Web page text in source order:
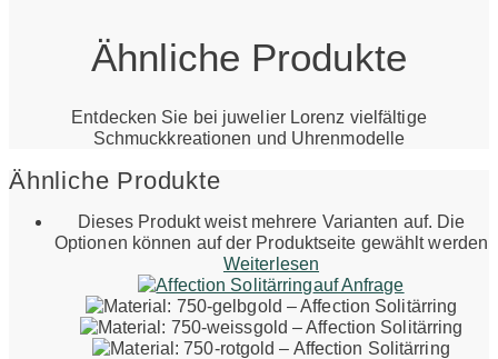
Ähnliche Produkte
Entdecken Sie bei juwelier Lorenz vielfältige
Schmuckkreationen und Uhrenmodelle
Ähnliche Produkte
Dieses Produkt weist mehrere Varianten auf. Die
Optionen können auf der Produktseite gewählt werden
Weiterlesen
auf Anfrage